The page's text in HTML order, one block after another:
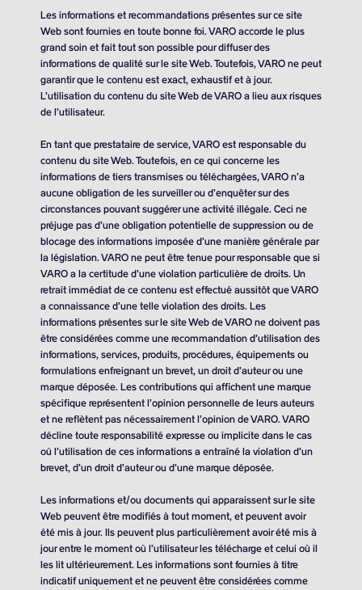
Les informations et recommandations présentes sur ce site
Web sont fournies en toute bonne foi. VARO accorde le plus
grand soin et fait tout son possible pour diffuser des
informations de qualité sur le site Web. Toutefois, VARO ne peut
garantir que le contenu est exact, exhaustif et à jour.
L’utilisation du contenu du site Web de VARO a lieu aux risques
de l’utilisateur.
En tant que prestataire de service, VARO est responsable du
contenu du site Web. Toutefois, en ce qui concerne les
informations de tiers transmises ou téléchargées, VARO n’a
aucune obligation de les surveiller ou d’enquêter sur des
circonstances pouvant suggérer une activité illégale. Ceci ne
préjuge pas d’une obligation potentielle de suppression ou de
blocage des informations imposée d’une manière générale par
la législation. VARO ne peut être tenue pour responsable que si
VARO a la certitude d’une violation particulière de droits. Un
retrait immédiat de ce contenu est effectué aussitôt que VARO
a connaissance d’une telle violation des droits. Les
informations présentes sur le site Web de VARO ne doivent pas
être considérées comme une recommandation d’utilisation des
informations, services, produits, procédures, équipements ou
formulations enfreignant un brevet, un droit d’auteur ou une
marque déposée. Les contributions qui affichent une marque
spécifique représentent l’opinion personnelle de leurs auteurs
et ne reflètent pas nécessairement l’opinion de VARO. VARO
décline toute responsabilité expresse ou implicite dans le cas
où l’utilisation de ces informations a entraîné la violation d’un
brevet, d’un droit d’auteur ou d’une marque déposée.
Les informations et/ou documents qui apparaissent sur le site
Web peuvent être modifiés à tout moment, et peuvent avoir
été mis à jour. Ils peuvent plus particulièrement avoir été mis à
jour entre le moment où l’utilisateur les télécharge et celui où il
les lit ultérieurement. Les informations sont fournies à titre
indicatif uniquement et ne peuvent être considérées comme